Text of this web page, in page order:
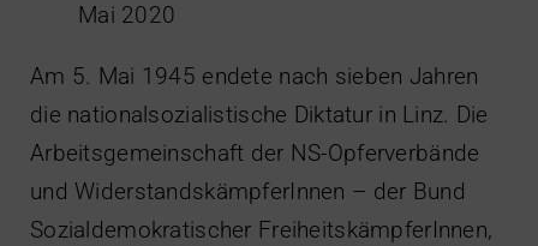
Mai 2020
Am 5. Mai 1945 endete nach sieben Jahren
die nationalsozialistische Diktatur in Linz. Die
Arbeitsgemeinschaft der NS-Opferverbände
und WiderstandskämpferInnen – der Bund
Sozialdemokratischer FreiheitskämpferInnen,